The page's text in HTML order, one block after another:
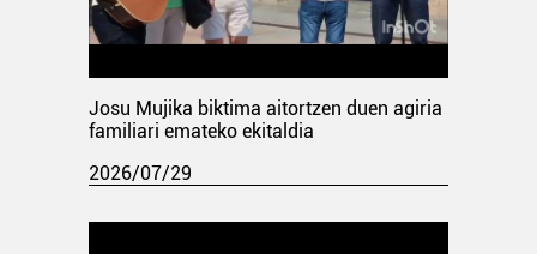
Josu Mujika biktima aitortzen duen agiria
familiari emateko ekitaldia
2026/07/29